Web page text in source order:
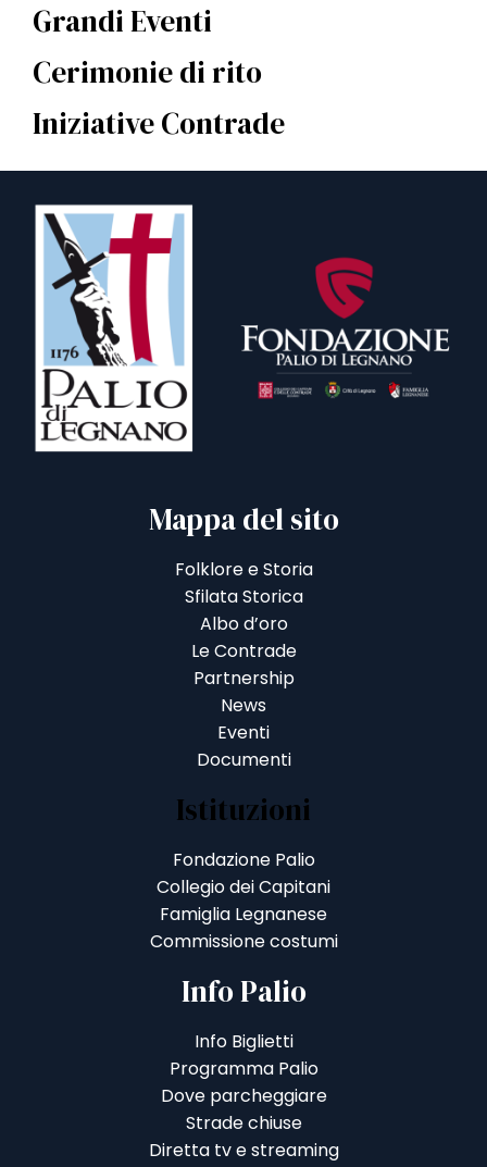
Grandi Eventi
Cerimonie di rito
Iniziative Contrade
Mappa del sito
Folklore e Storia
Sfilata Storica
Albo d’oro
Le Contrade
Partnership
News
Eventi
Documenti
Istituzioni
Fondazione Palio
Collegio dei Capitani
Famiglia Legnanese
Commissione costumi
Info Palio
Info Biglietti
Programma Palio
Dove parcheggiare
Strade chiuse
Diretta tv e streaming